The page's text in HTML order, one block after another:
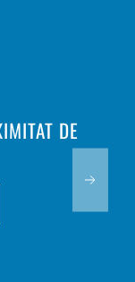
DE